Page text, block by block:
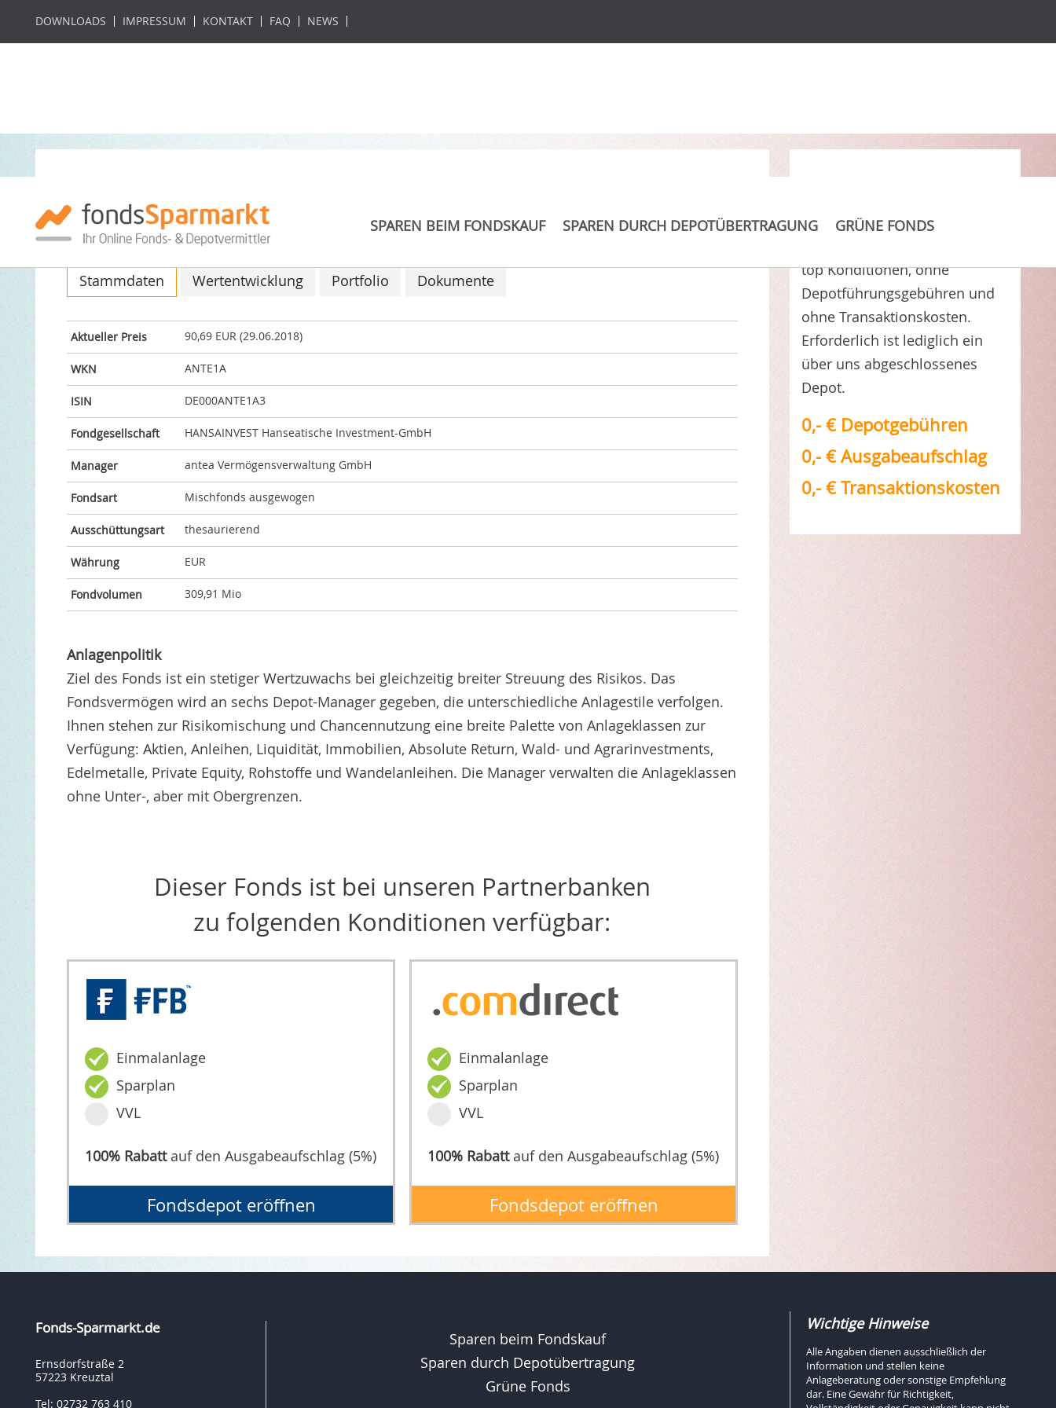
DOWNLOADS IMPRESSUM KONTAKT FAQ NEWS
SPAREN BEIM FONDSKAUF SPAREN DURCH DEPOTÜBERTRAGUNG GRÜNE FONDS
antea R
ISIN: DE000ANTE1A3 / WKN: ANTE1A
Stammdaten Wertentwicklung Portfolio Dokumente
Aktueller Preis 90,69 EUR (29.06.2018)
WKN ANTE1A
ISIN DE000ANTE1A3
Fondgesellschaft HANSAINVEST Hanseatische Investment-GmbH
Manager antea Vermögensverwaltung GmbH
Fondsart Mischfonds ausgewogen
Ausschüttungsart thesaurierend
Währung EUR
Fondvolumen 309,91 Mio
Anlagenpolitik
Ziel des Fonds ist ein stetiger Wertzuwachs bei gleichzeitig breiter Streuung des Risikos. Das
Fondsvermögen wird an sechs Depot-Manager gegeben, die unterschiedliche Anlagestile verfolgen.
Ihnen stehen zur Risikomischung und Chancennutzung eine breite Palette von Anlageklassen zur
Verfügung: Aktien, Anleihen, Liquidität, Immobilien, Absolute Return, Wald- und Agrarinvestments,
Edelmetalle, Private Equity, Rohstoffe und Wandelanleihen. Die Manager verwalten die Anlageklassen
ohne Unter-, aber mit Obergrenzen.
Dieser Fonds ist bei unseren Partnerbanken
zu folgenden Konditionen verfügbar:
Einmalanlage
Sparplan
VVL
100% Rabattauf den Ausgabeaufschlag (5%)
Fondsdepot eröffnen
Einmalanlage
Sparplan
VVL
100% Rabattauf den Ausgabeaufschlag (5%)
Fondsdepot eröffnen
top Konditionen, ohne
Depotführungsgebühren und
ohne Transaktionskosten.
Erforderlich ist lediglich ein
über uns abgeschlossenes
Depot.
0,- € Depotgebühren
0,- € Ausgabeaufschlag
0,- € Transaktionskosten
Fonds-Sparmarkt.de
Ernsdorfstraße 2
57223 Kreuztal
Tel: 02732 763 410
Sparen beim Fondskauf
Sparen durch Depotübertragung
Grüne Fonds
Wichtige Hinweise
Alle Angaben dienen ausschließlich der
Information und stellen keine
Anlageberatung oder sonstige Empfehlung
dar. Eine Gewähr für Richtigkeit,